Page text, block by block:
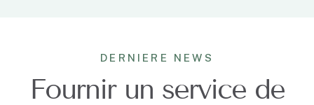
DERNIERE NEWS
Fournir un service de